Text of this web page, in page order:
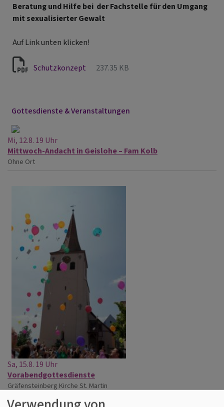
Beratung und Hilfe bei der Fachstelle für den Umgang
mit sexualisierter Gewalt
Auf Link unten klicken!
Schutzkonzept 237.35 KB
Gottesdienste & Veranstaltungen
Mi, 12.8. 19 Uhr
Mittwoch-Andacht in Geislohe – Fam Kolb
Ohne Ort
Sa, 15.8. 19 Uhr
Vorabendgottesdienste
Gräfensteinberg Kirche St. Martin